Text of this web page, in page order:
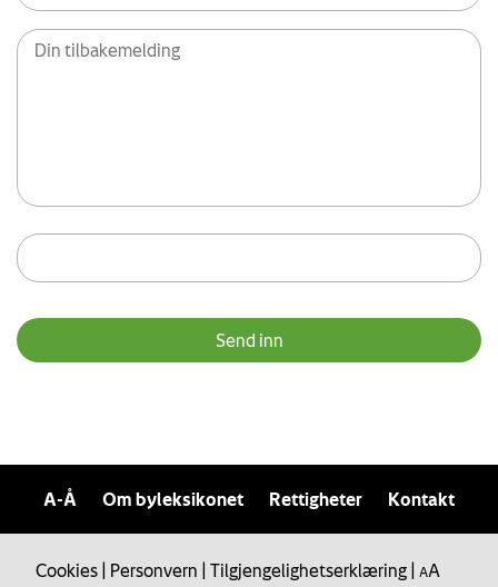
A-Å Om byleksikonet Rettigheter Kontakt
Cookies Personvern Tilgjengelighetserklæring AA